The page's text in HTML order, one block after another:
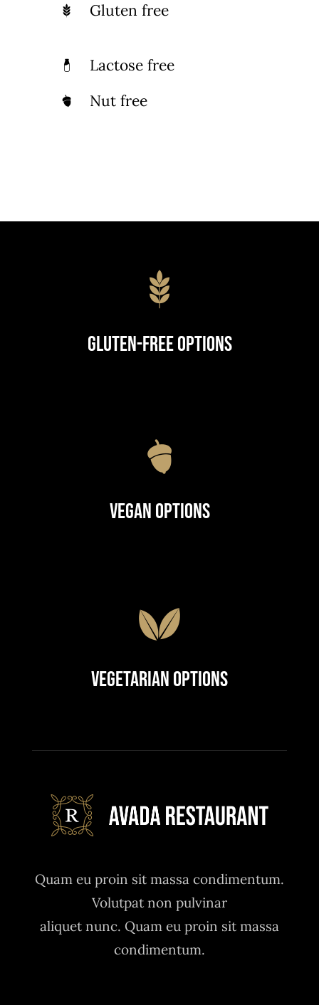
Gluten free
Lactose free
Nut free
Gluten-Free Options
Vegan Options
Vegetarian Options
Quam eu proin sit massa condimentum.
Volutpat non pulvinar
aliquet nunc. Quam eu proin sit massa
condimentum.